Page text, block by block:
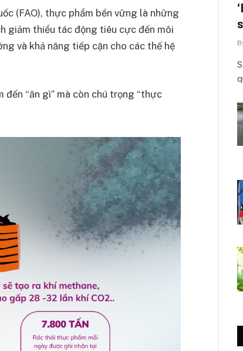
(FAO), thực phẩm bền vững là những
giảm thiểu tác động tiêu cực đến môi
và khả năng tiếp cận cho các thế hệ
“ăn gì” mà còn chú trọng “thực